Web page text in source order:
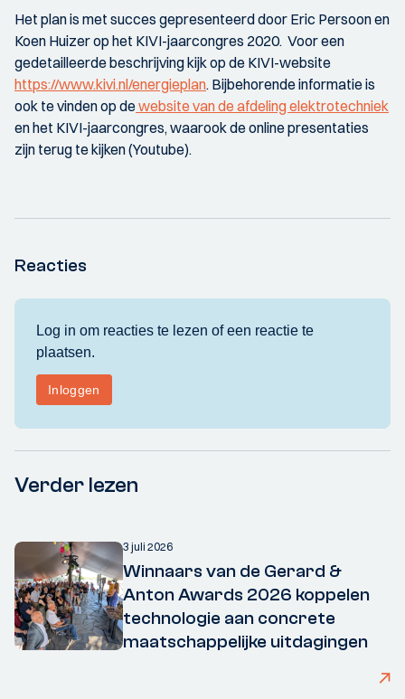
Het plan is met succes gepresenteerd door Eric Persoon en
Koen Huizer op het KIVI-jaarcongres 2020. Voor een
gedetailleerde beschrijving kijk op de KIVI-website
https://www.kivi.nl/energieplan. Bijbehorende informatie is
ook te vinden op dewebsite van de afdeling elektrotechniek
en het KIVI-jaarcongres, waarook de online presentaties
zijn terug te kijken (Youtube).
Reacties
Verder lezen
3 juli 2026
Winnaars van de Gerard &
Anton Awards 2026 koppelen
technologie aan concrete
maatschappelijke uitdagingen